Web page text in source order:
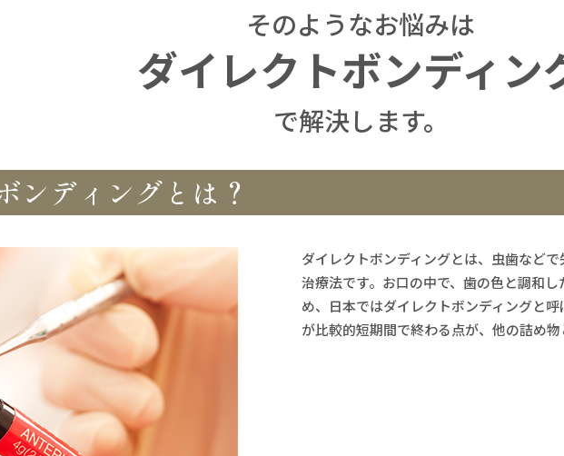
そのようなお悩みは
ダイレクトボンディン
で解決します。
ンディングとは？
ダイレクトボンディングとは、虫歯など
治療法です。お口の中で、歯の色と調和
め、日本ではダイレクトボンディングと
が比較的短期間で終わる点が、他の詰め